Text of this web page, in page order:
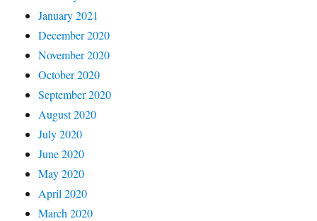
January 2021
December 2020
November 2020
October 2020
September 2020
August 2020
July 2020
June 2020
May 2020
April 2020
March 2020